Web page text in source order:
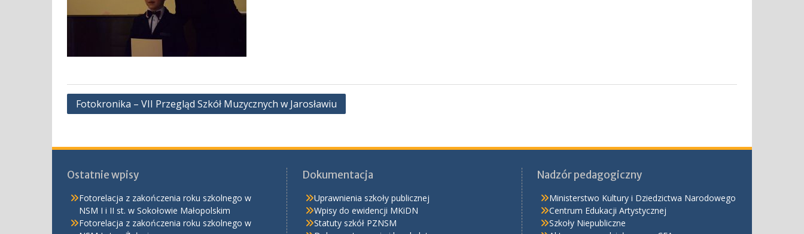
Nawigacja
Fotokronika – VII Przegląd Szkół Muzycznych w Jarosławiu
Ostatnie wpisy
Fotorelacja z zakończenia roku szkolnego w
NSM I i II st. w Sokołowie Małopolskim
Fotorelacja z zakończenia roku szkolnego w
Dokumentacja
Uprawnienia szkoły publicznej
Wpisy do ewidencji MKiDN
Statuty szkół PZNSM
Nadzór pedagogiczny
Ministerstwo Kultury i Dziedzictwa Narodowego
Centrum Edukacji Artystycznej
Szkoły Niepubliczne